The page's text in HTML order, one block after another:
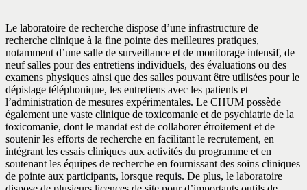
Le laboratoire de recherche dispose d’une infrastructure de
recherche clinique à la fine pointe des meilleures pratiques,
notamment d’une salle de surveillance et de monitorage intensif, de
neuf salles pour des entretiens individuels, des évaluations ou des
examens physiques ainsi que des salles pouvant être utilisées pour le
dépistage téléphonique, les entretiens avec les patients et
l’administration de mesures expérimentales. Le CHUM possède
également une vaste clinique de toxicomanie et de psychiatrie de la
toxicomanie, dont le mandat est de collaborer étroitement et de
soutenir les efforts de recherche en facilitant le recrutement, en
intégrant les essais cliniques aux activités du programme et en
soutenant les équipes de recherche en fournissant des soins cliniques
de pointe aux participants, lorsque requis. De plus, le laboratoire